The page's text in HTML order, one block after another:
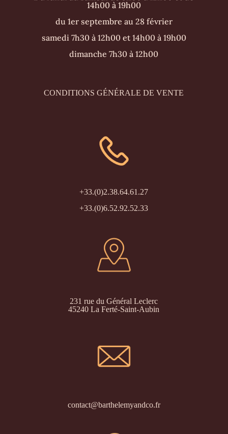
14h00 à 19h00
du 1er septembre au 28 février
samedi 7h30 à 12h00 et 14h00 à 19h00
dimanche 7h30 à 12h00
CONDITIONS GÉNÉRALE DE VENTE
+33.(0)2.38.64.61.27
+33.(0)6.52.92.52.33
231 rue du Général Leclerc
45240 La Ferté-Saint-Aubin
contact@barthelemyandco.fr